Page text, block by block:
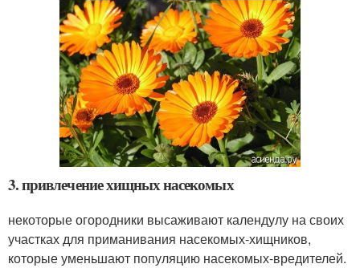
3. привлечение хищных насекомых
некоторые огородники высаживают календулу на своих
участках для приманивания насекомых-хищников,
которые уменьшают популяцию насекомых-вредителей.